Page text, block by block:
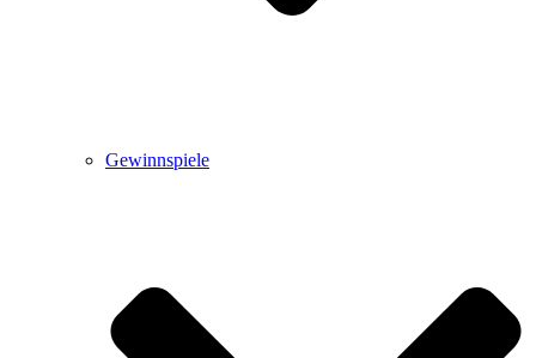
Gewinnspiele